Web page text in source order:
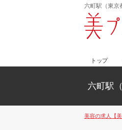
六町駅（東京
トップ
六町駅
美容の求人【美